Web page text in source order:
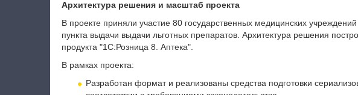
Архитектура решения и масштаб проекта
В проекте приняли участие 80 государственных медицинских
пункта выдачи выдачи льготных препаратов. Архитектура решения
продукта "1С:Розница 8. Аптека".
В рамках проекта:
Разработан формат и реализованы средства подготовки